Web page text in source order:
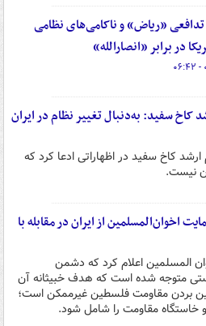
«ریاض» و ناکامی‌های نظامی
در برابر «انصارالله»
کاخ سفید: به‌دنبال تغییر نظام در ایران
کاخ سفید در اظهاراتی ادعا کرد که
نیست.
اخوان‌المسلمین از ایران در مقابله با
المسلمین اعلام کرد که دشمن
متوجه شده است که هدف خبیثانه آن
بردن مقاومت فلسطین غیرممکن است؛
خاستگاه مقاومت را شامل شود.